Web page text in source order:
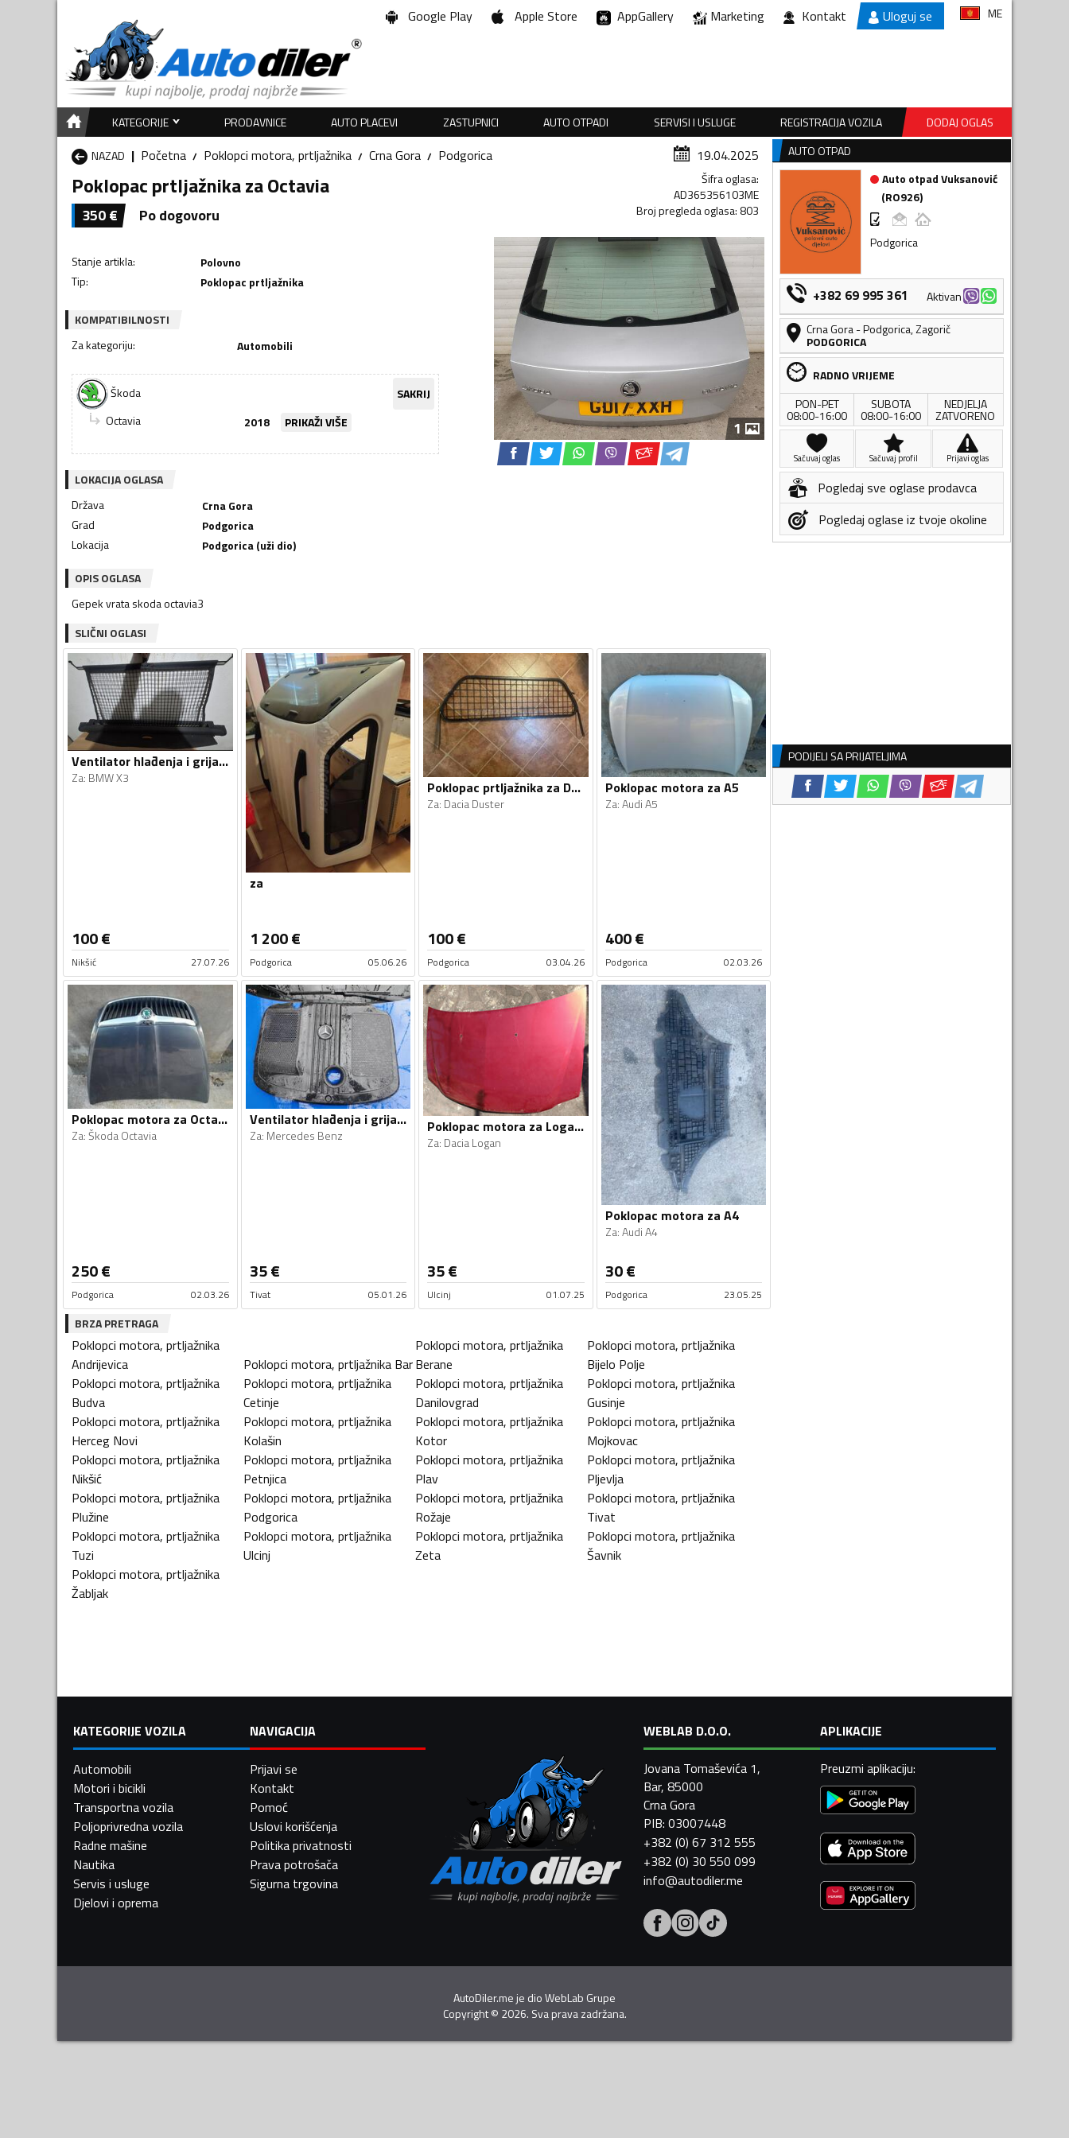
Google Play Apple Store AppGallery Marketing Kontakt Uloguj se ME
KATEGORIJE PRODAVNICE AUTO PLACEVI ZASTUPNICI AUTO OTPADI SERVISI I USLUGE REGISTRACIJA VOZILA
DODAJ OGLAS
NAZAD
Početna Poklopci motora, prtljažnika Crna Gora Podgorica 19.04.2025
Poklopac prtljažnika za Octavia
350€ Po dogovoru
Šifra oglasa:
AD365356103ME
Broj pregleda oglasa: 803
Stanje artikla:
Polovno
Tip: Poklopac prtljažnika
KOMPATIBILNOSTI
Za kategoriju: Automobili
Škoda
SAKRIJ
Octavia
2018 PRIKAŽI VIŠE 1
LOKACIJA OGLASA
Država
Crna Gora
Grad
Podgorica
Lokacija
Podgorica (uži dio)
OPIS OGLASA
Gepek vrata skoda octavia3
SLIČNI OGLASI
Ventilator hlađenja i grijanja za X3
Za: BMW X3
100€
Nikšić 27.07.26
za
1 200€
Podgorica 05.06.26
Poklopac prtljažnika za Duster
Za: Dacia Duster
100€
Podgorica 03.04.26
Poklopac motora za A5
Za:Audi A5
400€
Podgorica 02.03.26
Poklopac motora za Octavia
Za:Škoda Octavia
250€
Podgorica 02.03.26
Ventilator hlađenja i grijanja za
Za: Mercedes Benz
35€
Tivat 05.01.26
Poklopac motora za Logan, Logan
Za: Dacia Logan
35€
Ulcinj 01.07.25
Poklopac motora za A4
Za:Audi A4
30€
Podgorica 23.05.25
BRZA PRETRAGA
Poklopci motora, prtljažnika
Andrijevica
Poklopci motora, prtljažnika Bar
Poklopci motora, prtljažnika
Berane
Poklopci motora, prtljažnika
Bijelo Polje
Poklopci motora, prtljažnika
Budva
Poklopci motora, prtljažnika
Cetinje
Poklopci motora, prtljažnika
Danilovgrad
Poklopci motora, prtljažnika
Gusinje
Poklopci motora, prtljažnika
Herceg Novi
Poklopci motora, prtljažnika
Kolašin
Poklopci motora, prtljažnika
Kotor
Poklopci motora, prtljažnika
Mojkovac
Poklopci motora, prtljažnika
Nikšić
Poklopci motora, prtljažnika
Petnjica
Poklopci motora, prtljažnika
Plav
Poklopci motora, prtljažnika
Pljevlja
Poklopci motora, prtljažnika
Plužine
Poklopci motora, prtljažnika
Podgorica
Poklopci motora, prtljažnika
Rožaje
Poklopci motora, prtljažnika
Tivat
Poklopci motora, prtljažnika
Tuzi
Poklopci motora, prtljažnika
Ulcinj
Poklopci motora, prtljažnika
Zeta
Poklopci motora, prtljažnika
Šavnik
Poklopci motora, prtljažnika
Žabljak
AUTO OTPAD
Auto otpad Vuksanović
(RO926)
Podgorica
+382 69 995 361
Aktivan
Crna Gora-Podgorica,Zagorič
PODGORICA
RADNO VRIJEME
PON-PET
08:00-16:00
SUBOTA
08:00-16:00
NEDJELJA
ZATVORENO
Sačuvaj oglas Sačuvaj profil Prijavi oglas
Pogledaj sve oglase prodavca
Pogledaj oglase iz tvoje okoline
PODIJELI SA PRIJATELJIMA
KATEGORIJE VOZILA
Automobili
Motori i bicikli
Transportna vozila
Poljoprivredna vozila
Radne mašine
Nautika
Servis i usluge
Djelovi i oprema
NAVIGACIJA
Prijavi se
Kontakt
Pomoć
Uslovi korišćenja
Politika privatnosti
Prava potrošača
Sigurna trgovina
WEBLAB D.O.O.
Jovana Tomaševića 1,
Bar, 85000
Crna Gora
PIB: 03007448
+382 (0) 67 312 555
+382 (0) 30 550 099
info@autodiler.me
APLIKACIJE
Preuzmi aplikaciju:
AutoDiler.me je dioWebLab Grupe
Copyright© 2026. Sva prava zadržana.